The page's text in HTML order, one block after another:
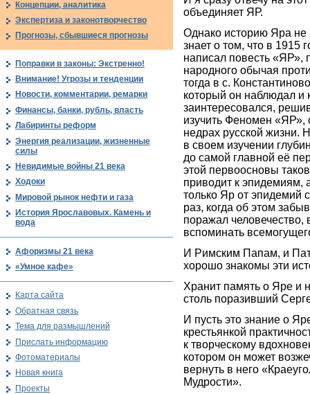
объединяет ЯР.
Однако историю Яра не
знает о том, что в 1915
написал повесть «ЯР»,
народного обычая
тогда в с.
который он наблюдал и
заинтересовался,
изучить Феномен
недрах русской жизни.
в своем изучении
до самой главной её
этой первоосновы
приводит к эпидемиям,
только Яр от эпидемий
раз, когда об этом
поражал человечество,
вспоминать
И Римским Папам, и
хорошо знакомы эти
Хранит память о Яре и
столь поразивший
И пусть это знание о
крестьянкой
к творческому
котором он может
вернуть в него
Мудрости».
Концепции, аналитика
Экспертиза и законотворчество
Прогнозы, сбывшиеся прогнозы
Поправки в законы: Экстренно!
Внимание! Угрозы и тенденции
Новости, комментарии, ремарки
Финансы, банки, рубль, власть
Лабиринты реформ
Энергия реализации, жизненные
силы
Невидимые войны 21 века
Ходоки
Мировой рынок нефти и газа
История Ярославовых. Камень и
вода
Афоризмы 21 века
«Умное кафе»
Карта сайта
Обратная связь
Тема для размышлений
Прислать информацию
Фотоматериалы
Новая книга
Проекты